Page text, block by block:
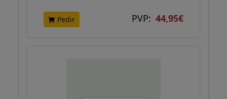
Pedir PVP: 44,95€